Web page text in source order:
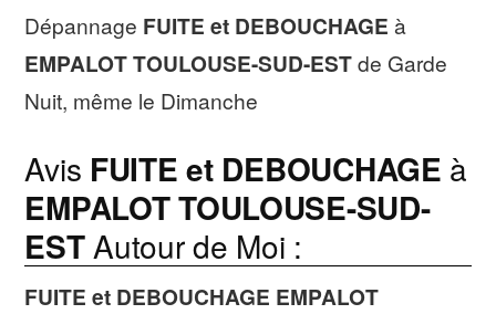
Dépannage FUITE et DEBOUCHAGE à
EMPALOT TOULOUSE-SUD-ESTde Garde
Nuit, même le Dimanche
Avis FUITE et DEBOUCHAGE à
EMPALOT TOULOUSE-SUD-
ESTAutour de Moi :
FUITE et DEBOUCHAGE EMPALOT